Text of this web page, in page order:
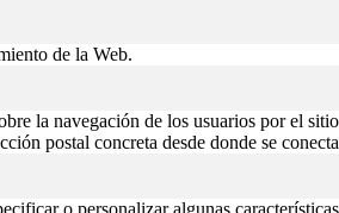
de la Web.
la navegación de los usuarios por el
postal concreta desde donde se